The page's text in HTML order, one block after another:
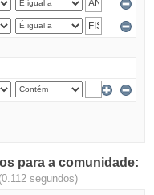
para a comunidade:
(0.112 segundos)